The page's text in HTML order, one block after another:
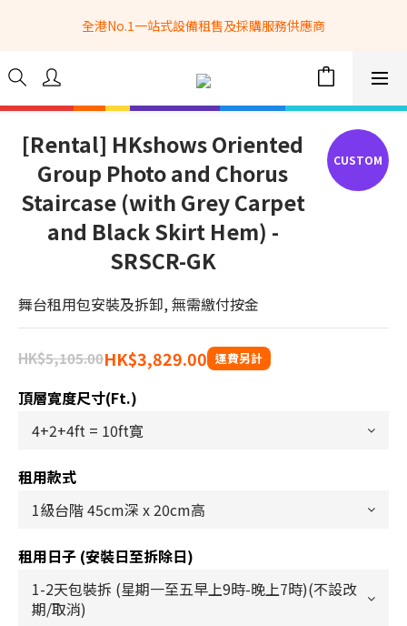
全港No.1一站式設備租售及採購服務供應商
全港No.1一站式設備租售及採購服務供應商
選購現貨產品全單滿$3500自家專送免運費 (只限網站落單, 不適用
於急單, 訂制產品, 屏風, 籠車, 舞台等)
info@hkbasket.com
全港No.1一站式設備租售及採購服務供應商
[Rental] HKshows Oriented
Group Photo and Chorus
Staircase (with Grey Carpet
and Black Skirt Hem) -
SRSCR-GK
舞台租用包安裝及拆卸, 無需繳付按金
HK$5,105.00HK$3,829.00
頂層寛度尺寸(ft.)
租用款式
租用日子 (安裝日至拆除日)